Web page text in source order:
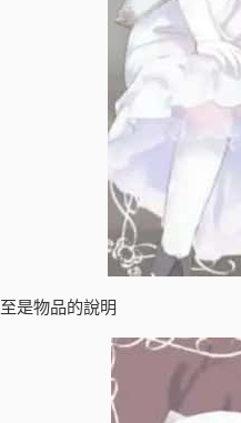
是物品的說明